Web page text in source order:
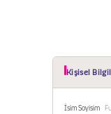
Kişisel
İsim Soyisim